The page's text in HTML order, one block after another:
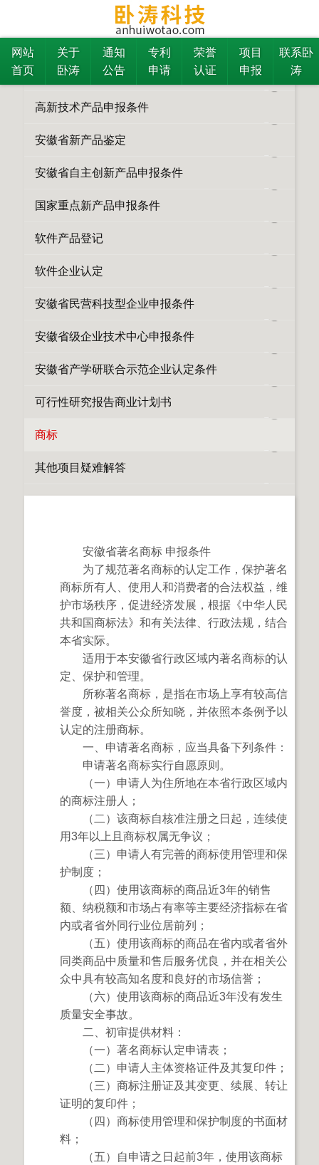
网站
首页
关于
卧涛
通知
公告
专利
申请
荣誉
认证
项目
申报
联系卧
涛
所有栏目
高新技术企业申报条件
高新技术产品申报条件
安徽省新产品鉴定
安徽省自主创新产品申报条件
国家重点新产品申报条件
软件产品登记
软件企业认定
安徽省民营科技型企业申报条件
安徽省级企业技术中心申报条件
安徽省产学研联合示范企业认定条件
可行性研究报告商业计划书
商标
其他项目疑难解答
安徽省著名商标 申报条件
为了规范著名商标的认定工作，保护著名
商标所有人、使用人和消费者的合法权益，维
护市场秩序，促进经济发展，根据《中华人民
共和国商标法》和有关法律、行政法规，结合
本省实际。
适用于本安徽省行政区域内著名商标的认
定、保护和管理。
所称著名商标，是指在市场上享有较高信
誉度，被相关公众所知晓，并依照本条例予以
认定的注册商标。
一、申请著名商标，应当具备下列条件：
申请著名商标实行自愿原则。
（一）申请人为住所地在本省行政区域内
的商标注册人；
（二）该商标自核准注册之日起，连续使
用3年以上且商标权属无争议；
（三）申请人有完善的商标使用管理和保
护制度；
（四）使用该商标的商品近3年的销售
额、纳税额和市场占有率等主要经济指标在省
内或者省外同行业位居前列；
（五）使用该商标的商品在省内或者省外
同类商品中质量和售后服务优良，并在相关公
众中具有较高知名度和良好的市场信誉；
（六）使用该商标的商品近3年没有发生
质量安全事故。
二、初审提供材料：
（一）著名商标认定申请表；
（二）申请人主体资格证件及其复印件；
（三）商标注册证及其变更、续展、转让
证明的复印件；
（四）商标使用管理和保护制度的书面材
料；
（五）自申请之日起前3年，使用该商标